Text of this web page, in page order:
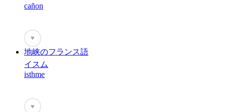
cañon
♥
地峡のフランス語
イスム
isthme
♥